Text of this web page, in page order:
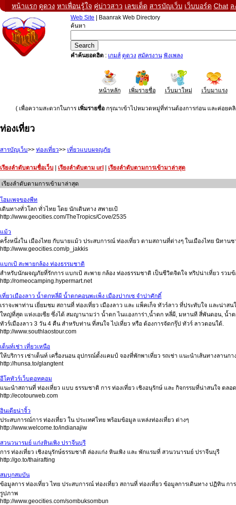
หน้าแรก ดูดวง หาเพื่อนรู้ใจ คู่บ่าวสาว เลขเด็ด สารบัญเว็บ เว็บบอร์ด Chat
Web Site | Baanrak Web Directory
ค้นหา
คำค้นยอดฮิต : เกมส์ ดูดวง สมัครงาน ฟังเพลง
หน้าหลัก เพิ่มรายชื่อ เว็บมาใหม่ เว็บมาแรง
( เพื่อความสะดวกในการ เพิ่มรายชื่อ กรุณาเข้าไปหมวดหมู่ที่ท่านต้องการก่อน และค่อยค
ท่องเที่ยว
สารบัญเว็บ>> ท่องเที่ยว>> เที่ยวแบบผจญภัย
เรียงลำดับตามชื่อเว็บ เรียงลำดับตาม url เรียงลำดับตามการเข้ามาล่าสุด
เรียงลำดับตามการเข้ามาล่าสุด
โฮมเพจของพีท
เดินทางทั่วโลก ทั่วไทย โดย นักเดินทาง สพายเป้
http://www.geocities.com/TheTropics/Cove/2535
แม้ว
ครั้งหนึ่งใน เมืองไทย กับนายแม้ว ประสบการณ์ ท่องเที่ยว ตามสถานที่ต่างๆ ในเมืองไทย นิทาน
http://www.geocities.com/p_jakkis
แบกเป้ สะพายกล้อง ท่องธรรมชาติ
สำหรับนักผจญภัยที่รักการ แบกเป้ สะพาย กล้อง ท่องธรรมชาติ เป็นชีวิตจิตใจ ทริปน่าเที่ยว รว
http://romeocamping.hypermart.net
เที่ยวเมืองลาว น้ำตกหลี่ผี น้ำตกคอนพะเพ็ง เมืองปากเซ จำปาศักดิ์
เราจะพาท่าน เยี่ยมชม สถานที่ ท่องเที่ยว เมืองลาว และ แพ็คเก็จ ทัวร์ลาว ที่ประทับใจ และน่า
ใหญ่ที่สุด แห่งเอเซีย ซึ่งได้ สมญานามว่า น้ำตก ไนแองการ่า,น้ำตก หลี่ผี, มหานที สี่พันดอน, น้
ทัวร์เมืองลาว 3 วัน 4 คืน สำหรับท่าน ที่สนใจ ไปเที่ยว หรือ ต้องการจัดกรุ๊ป ทัวร์ ลาวตอนใต้.
http://www.southlaostour.com
เต็นท์เช่า เที่ยวเหนือ
ให้บริการ เช่าเต็นท์ เครื่องนอน อุปกรณ์ตั้งแคมป์ จองที่พักพาเที่ยว รถเช่า แนะนำเส้นทางลานก
http://hunsa.to/glangtent
อีโคทัวร์เว็บดอทคอม
แนะนำสถานที่ ท่องเที่ยว แบบ ธรรมชาติ การ ท่องเที่ยว เชิงอนุรักษ์ และ กิจกรรมที่น่าสนใจ ตลอ
http://ecotourweb.com
อินเดียน่าจิ้ว
ประสบการณ์การ ท่องเที่ยว ใน ประเทศไทย พร้อมข้อมูล แหล่งท่องเที่ยว ต่างๆ
http://www.welcome.to/indianajiw
สวนวนารมย์ แก่งหินเพิง ปราจีนบุรี
การ ท่องเที่ยว เชิงอนุรักษ์ธรรมชาติ ล่องแก่ง หินเพิง และ พักแรมที่ สวนวนารมย์ ปราจีนบุรี
http://go.to/thairafting
สมบุกสมบัน
ข้อมูลการ ท่องเที่ยว ไทย ประสบการณ์ ท่องเที่ยว สถานที่ ท่องเที่ยว ข้อมูลการเดินทาง ปฏิทิน ก
รูปภาพ
http://www.geocities.com/sombuksombun